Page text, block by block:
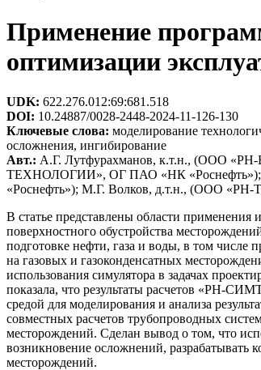
Применение
оптимизации
UDK: 622.276.012:69:681.518
DOI: 10.24887/0028-2448-2024-11-126-130
Ключевые слова: моделирование
осложнения, ингибирование
Авт.: А.Г. Лутфурахманов, к.т.н., (ООО
ТЕХНОЛОГИИ», ОГ ПАО «НК
«Роснефть»); М.Г. Волков, д.т.н., (ООО
В статье представлены области
поверхностного обустройства
подготовке нефти, газа и воды, в том числе
на газовых и газоконденсатных
использования симулятора в задачах
показала, что результаты расчетов «РН-
средой для моделирования и анализа
совместных расчетов трубопроводных
месторождений. Сделан вывод о том, что
возникновение осложнений, разрабатывать
месторождений.